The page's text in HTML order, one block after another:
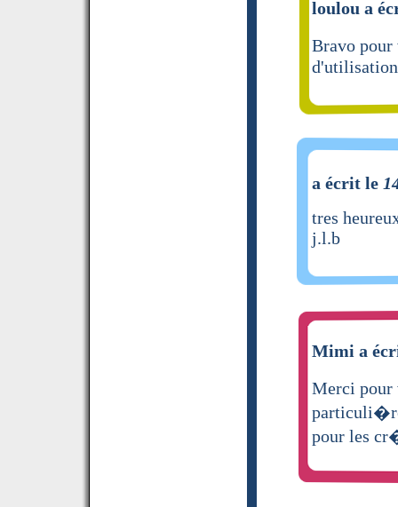
loulou a
Bravo
a écrit le
tres
j.l.b
Mimi a
Merci
pour les